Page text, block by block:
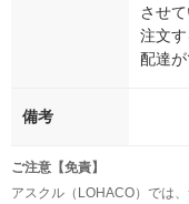
させ
注文
配達が
備考
ご注意【免責】
アスクル（LOHACO）では